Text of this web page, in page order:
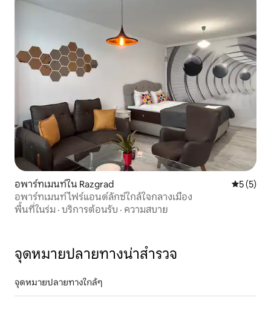
อพาร์ทเมนท์ใน Razgrad คะแนนเฉ
5 (5)
อพาร์ทเมนท์ไฟร์แอนด์ลักซ์ใกล้ใจกลางเมือง
พื้นที่ในร่ม · บริการต้อนรับ · ความสบาย
จุดหมายปลายทางน่าสำรวจ
จุดหมายปลายทางใกล้ๆ